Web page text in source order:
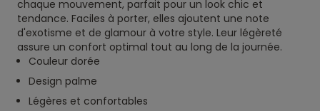
chaque mouvement, parfait pour un look chic et
tendance. Faciles à porter, elles ajoutent une note
d'exotisme et de glamour à votre style. Leur légèreté
assure un confort optimal tout au long de la journée.
Couleur dorée
Design palme
Légères et confortables